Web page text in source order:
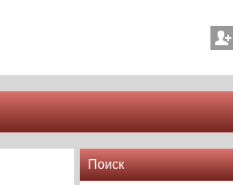
Поиск